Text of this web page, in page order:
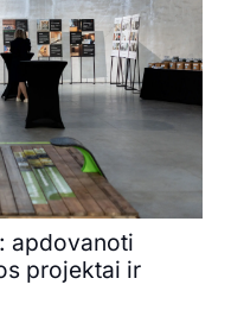
apdovanoti
projektai ir